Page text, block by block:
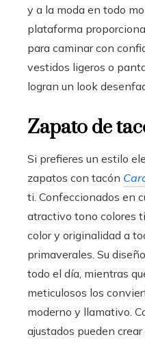
y a la moda en todo
plataforma
para caminar con
vestidos ligeros o
logran un look
Zapato de
Si prefieres un estilo
zapatos con tacón
ti. Confeccionados en
atractivo tono colores
color y originalidad a
primaverales. Su
todo el día, mientras
meticulosos los
moderno y llamativo.
ajustados pueden